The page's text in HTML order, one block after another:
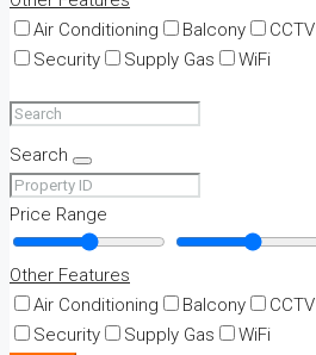
Air Conditioning
Balcony CCTV
Security
Supply Gas WiFi
Search
Price Range
Other Features
Air Conditioning
Balcony CCTV
Security
Supply Gas WiFi